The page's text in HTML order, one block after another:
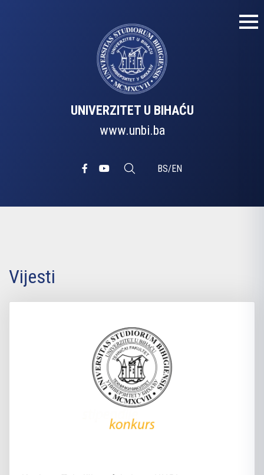
UNIVERZITET U BIHAĆU
www.unbi.ba
BS/EN
Vijesti